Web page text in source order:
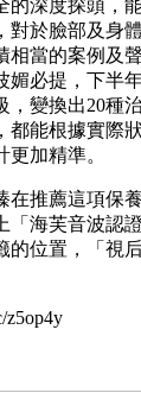
的深度探頭，
對於臉部及身
相當的案例及
媚必提，下半
，變換出20種
都能根據實際
加精準。
在推薦這項保
「海芙音波認
的位置，「視
z5op4y